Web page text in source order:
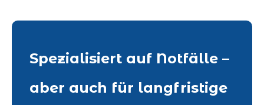
Spezialisiert auf Notfälle –
aber auch für langfristige